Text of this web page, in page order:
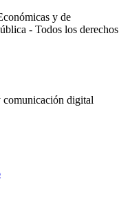
y de
- Todos los derechos
comunicación digital